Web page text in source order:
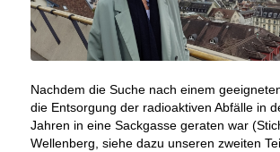
Nachdem die Suche nach einem
die Entsorgung der radioaktiven Abfälle in
Jahren in eine Sackgasse geraten war
Wellenberg, siehe dazu unseren zweiten